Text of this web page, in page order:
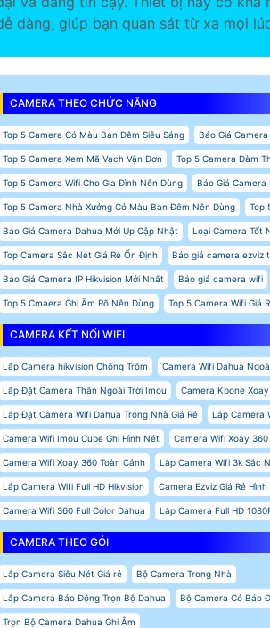
dàng, giúp bạn quan sát từ xa mọi
CAMERA THEO CHỨC NĂNG
Top 5 Camera Có Màu Ban Đêm Siêu Sáng Báo Giá Camera
Top 5 Camera Xem Mã Vạch Vận Đơn Top 5 Camera Đàm
Top 5 Camera Wifi Cho Gia Đình Nên Dùng Báo Giá Camera
Top 5 Camera Nhà Xưởng Có Màu Ban Đêm Nên Dùng Top
Báo Giá Camera Dahua Mới Up Cập Nhật Loại Camera Tốt
Top Camera Sắc Nét Giá Rẻ Ổn Định Báo giá camera ezviz
Báo Giá Camera IP Hikvision Mới Nhất Báo giá camera wifi
Top 5 Cmaera Ghi Âm Rõ Nên Dùng Top 5 Camera Wifi Giá
CAMERA KẾT NỐI WIFI
Lắp Camera hikvision Chống Trộm Camera Wifi Dahua
Lắp Đặt Camera Thân Ngoài Trời Imou Camera Kbone
Lắp Đặt Camera Wifi Dahua Trong Nhà Giá Rẻ Lắp Camera
Camera Wifi Imou Cube Ghi Hình Nét Camera Wifi Xoay 360
Camera Wifi Xoay 360 Toàn Cảnh Lắp Camera Wifi 3k Sắc
Lắp Camera Wifi Full HD Hikvision Camera Ezviz Giá Rẻ
Camera Wifi 360 Full Color Dahua Lắp Camera Full HD
CAMERA THEO GÓI
Lắp Camera Siêu Nét Giá rẻ Bộ Camera Trong Nhà
Lắp Camera Báo Động Trọn Bộ Dahua Bộ Camera Có Báo
Trọn Bộ Camera Dahua Ghi Âm